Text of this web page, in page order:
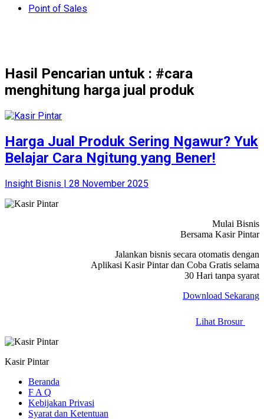
Point of Sales
Hasil Pencarian untuk : #cara
menghitung harga jual produk
Harga Jual Produk Sering Ngawur? Yuk
Belajar Cara Ngitung yang Bener!
Insight Bisnis | 28 November 2025
Mulai Bisnis
Bersama Kasir Pintar
Jalankan bisnis secara otomatis dengan
Aplikasi Kasir Pintar dan Coba Gratis selama
30 Hari tanpa syarat
Download Sekarang
Lihat Brosur
Kasir Pintar
Beranda
F A Q
Kebijakan Privasi
Syarat dan Ketentuan